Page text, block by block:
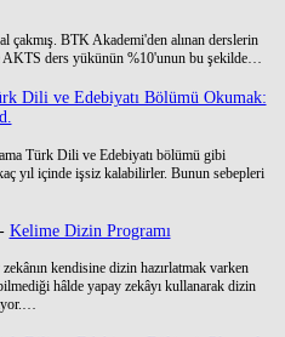
çakmış. BTK Akademi'den alınan derslerin
AKTS ders yükünün %10'unun bu şekilde…
Dili ve Edebiyatı Bölümü Okumak:
Türk Dili ve Edebiyatı bölümü gibi
yıl içinde işsiz kalabilirler. Bunun sebepleri
- Kelime Dizin Programı
kendisine dizin hazırlatmak varken
hâlde yapay zekâyı kullanarak dizin